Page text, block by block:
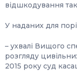
відшкодування
У наданих для
– ухвалі Вищого
розгляду
2015 року суд